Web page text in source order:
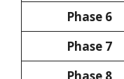
Phase 6
Phase 7
Phase 8